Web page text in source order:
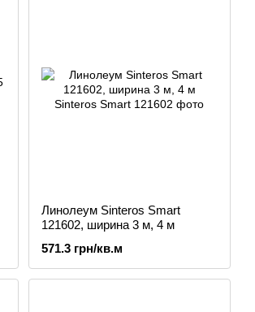
Линолеум Sinteros Smart
121602, ширина 3 м, 4 м
571.3 грн/кв.м